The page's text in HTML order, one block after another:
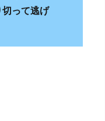
って逃げ